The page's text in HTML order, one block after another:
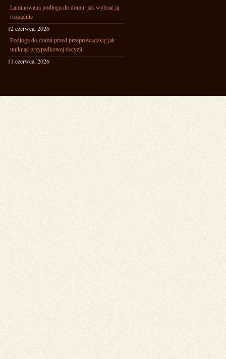
Laminowana podłoga do domu: jak wybrać ją
rozsądnie
12 czerwca, 2026
Podłoga do domu przed przeprowadzką: jak
uniknąć przypadkowej decyzji
11 czerwca, 2026